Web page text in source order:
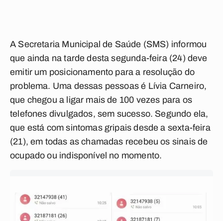
A Secretaria Municipal de Saúde (SMS) informou
que ainda na tarde desta segunda-feira (24) deve
emitir um posicionamento para a resolução do
problema. Uma dessas pessoas é Lívia Carneiro,
que chegou a ligar mais de 100 vezes para os
telefones divulgados, sem sucesso. Segundo ela,
que está com sintomas gripais desde a sexta-feira
(21), em todas as chamadas recebeu os sinais de
ocupado ou indisponível no momento.